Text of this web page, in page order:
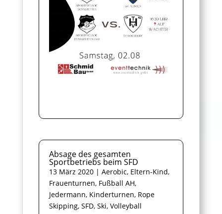
Absage des gesamten
Sportbetriebs beim SFD
13 März 2020| Aerobic, Eltern-Kind,
Frauenturnen, Fußball AH,
Jedermann, Kinderturnen, Rope
Skipping, SFD, Ski, Volleyball